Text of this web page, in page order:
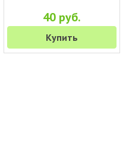
40 руб.
Купить